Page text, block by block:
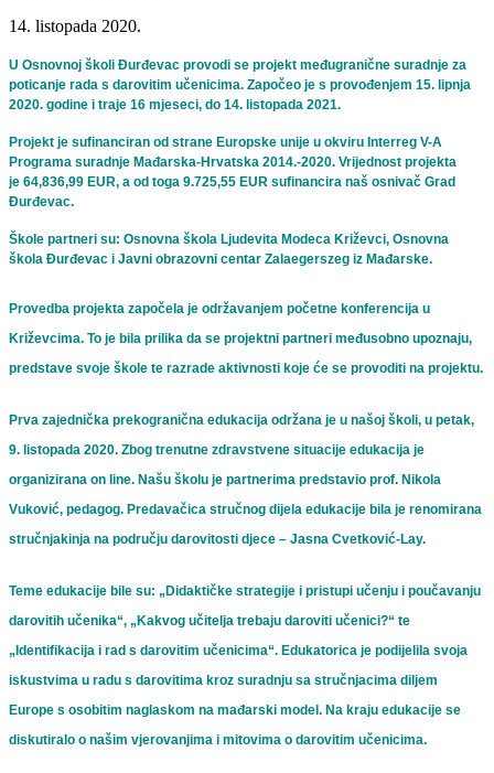
14. listopada 2020.
U Osnovnoj školi Đurđevac provodi se projekt međugranične suradnje za
poticanje rada s darovitim učenicima. Započeo je s provođenjem 15. lipnja
2020. godine i traje 16 mjeseci, do 14. listopada 2021.
Projekt je sufinanciran od strane Europske unije u okviru Interreg V-A
Programa suradnje Mađarska-Hrvatska 2014.-2020. Vrijednost projekta
je 64,836,99 EUR, a od toga 9.725,55 EUR sufinancira naš osnivač Grad
Đurđevac.
Škole partneri su: Osnovna škola Ljudevita Modeca Križevci, Osnovna
škola Đurđevac i Javni obrazovni centar Zalaegerszeg iz Mađarske.
Provedba projekta započela je održavanjem početne konferencija u
Križevcima. To je bila prilika da se projektni partneri međusobno upoznaju,
predstave svoje škole te razrade aktivnosti koje će se provoditi na projektu.
Prva zajednička prekogranična edukacija održana je u našoj školi, u petak,
9. listopada 2020. Zbog trenutne zdravstvene situacije edukacija je
organizirana on line. Našu školu je partnerima predstavio prof. Nikola
Vuković, pedagog. Predavačica stručnog dijela edukacije bila je renomirana
stručnjakinja na području darovitosti djece – Jasna Cvetković-Lay.
Teme edukacije bile su: „Didaktičke strategije i pristupi učenju i poučavanju
darovitih učenika“, „Kakvog učitelja trebaju daroviti učenici?“ te
„Identifikacija i rad s darovitim učenicima“. Edukatorica je podijelila svoja
iskustvima u radu s darovitima kroz suradnju sa stručnjacima diljem
Europe s osobitim naglaskom na mađarski model. Na kraju edukacije se
diskutiralo o našim vjerovanjima i mitovima o darovitim učenicima.